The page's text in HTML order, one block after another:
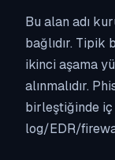
Bu alan adı
bağlıdır. Tipik
ikinci aşama
alınmalıdır.
birleştiğinde iç
log/EDR/